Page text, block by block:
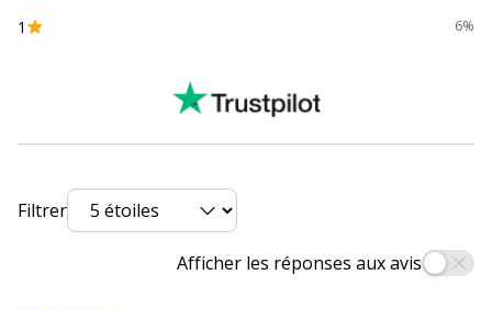
1 6%
Filtrer
Afficher les réponses aux avis